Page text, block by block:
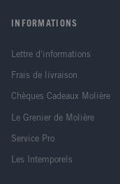
INFORMATIONS
Lettre d'informations
Frais de livraison
Chèques Cadeaux Molière
Le Grenier de Molière
Service Pro
Les Intemporels